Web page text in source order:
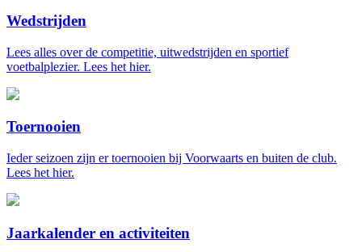
Wedstrijden
Lees alles over de competitie, uitwedstrijden en sportief
voetbalplezier. Lees het hier.
Toernooien
Ieder seizoen zijn er toernooien bij Voorwaarts en buiten de club.
Lees het hier.
Jaarkalender en activiteiten